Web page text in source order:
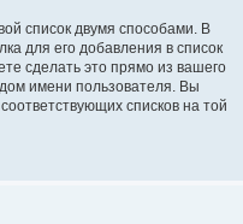
список двумя способами. В
для его добавления в список
сделать это прямо из вашего
имени пользователя. Вы
списков на той